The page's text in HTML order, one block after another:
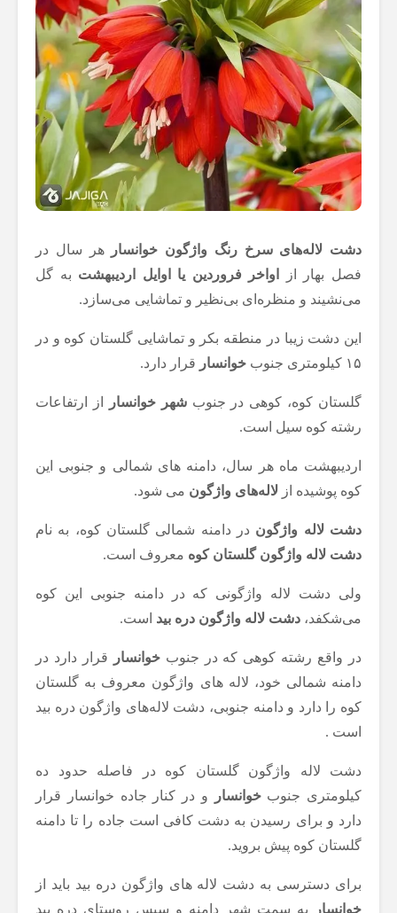
دشت لاله‌های سرخ رنگ واژگون خوانسار
هر سال در
فصل بهار از
اواخر فروردین یا اوایل اردیبهشت به گل
می‌نشیند و منظره‌ای بی‌نظیر و تماشایی می‌سازد.
این دشت‌ زیبا در منطقه بکر و تماشایی گلستان کوه و در
۱۵ کیلومتری جنوب
خوانسار قرار دارد.
گلستان کوه، کوهی در جنوبشهر خوانسار
از ارتفاعات
رشته کوه سیل است.
اردیبهشت ماه هر سال، دامنه های شمالی و جنوبی این
کوه پوشیده از لاله‌های واژگون می شود.
دشت لاله واژگون در دامنه شمالی گلستان کوه، به نام
دشت لاله واژگون گلستان کوه معروف است.
ولی دشت لاله واژگونی که در دامنه جنوبی این کوه
می‌شکفد، دشت لاله واژگون دره بید است.
در واقع رشته کوهی که در جنوبخوانسار
قرار دارد در
دامنه شمالی خود، لاله های واژگون معروف به گلستان
کوه را دارد و دامنه جنوبی، دشت لاله‌های واژگون دره بید
است .
دشت لاله واژگون گلستان کوه در فاصله حدود ده
کیلومتری جنوبخوانسار
و در کنار جاده خوانسار قرار
دارد و برای رسیدن به دشت کافی است جاده را تا دامنه
گلستان کوه پیش بروید.
برای دسترسی به دشت لاله های واژگون دره بید باید از
خوانسار
به سمت شهر دامنه و سپس روستای دره بید